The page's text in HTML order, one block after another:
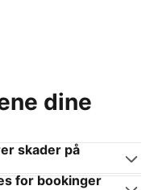
dine
skader på
for bookinger